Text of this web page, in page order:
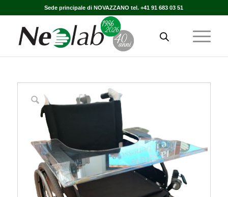
Sede principale di NOVAZZANO tel. +41 91 683 03 51